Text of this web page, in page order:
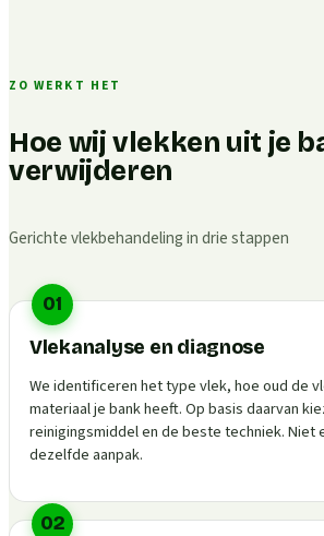
ZO WERKT HET
Hoe wij vlekken uit je
verwijderen
Gerichte vlekbehandeling in drie stappen
01
Vlekanalyse en diagnose
We identificeren het type vlek, hoe oud de
materiaal je bank heeft. Op basis daarvan
reinigingsmiddel en de beste techniek. Niet
dezelfde aanpak.
02